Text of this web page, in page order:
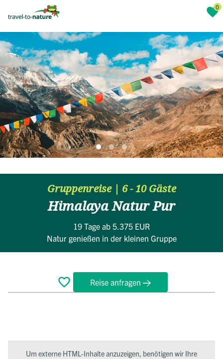
Gruppenreise | 6 - 10 Gäste
Himalaya Natur Pur
19 Tage ab 5.375 EUR
Natur genießen in der kleinen Gruppe
Reise anfragen
Überblick Reiseverlauf Termine FAQ
Um externe HTML-Inhalte anzuzeigen, benötigen wir Ihre